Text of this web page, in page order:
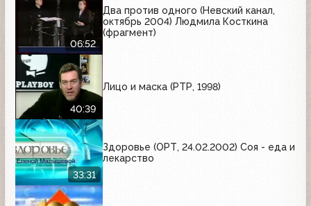
06:52
Два против одного (Невский канал,
октябрь 2004) Людмила Косткина
(фрагмент)
40:39
Лицо и маска (РТР, 1998)
33:31
Здоровье (ОРТ, 24.02.2002) Соя - еда и
лекарство